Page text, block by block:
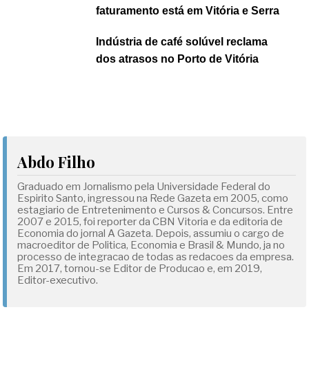
faturamento está em Vitória e Serra
Indústria de café solúvel reclama
dos atrasos no Porto de Vitória
Abdo Filho
Graduado em Jornalismo pela Universidade Federal do
Espirito Santo, ingressou na Rede Gazeta em 2005, como
estagiario de Entretenimento e Cursos & Concursos. Entre
2007 e 2015, foi reporter da CBN Vitoria e da editoria de
Economia do jornal A Gazeta. Depois, assumiu o cargo de
macroeditor de Politica, Economia e Brasil & Mundo, ja no
processo de integracao de todas as redacoes da empresa.
Em 2017, tornou-se Editor de Producao e, em 2019,
Editor-executivo.